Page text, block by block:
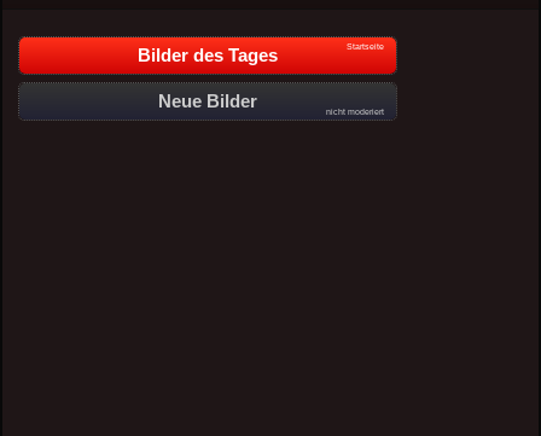
Bilder des Tages Startseite
Neue Bilder
nicht moderiert